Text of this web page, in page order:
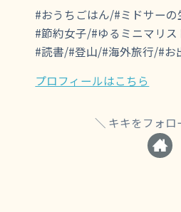
#おうちごはん/#ミドサーの
#節約女子/#ゆるミニマリス
#読書/#登山/#海外旅行/#お
プロフィールはこちら
キキをフォロ